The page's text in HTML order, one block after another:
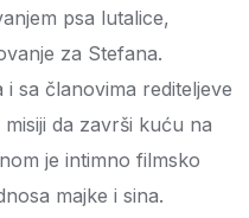
psa lutalice,
za Stefana.
sa članovima rediteljeve
da završi kuću na
je intimno filmsko
majke i sina.